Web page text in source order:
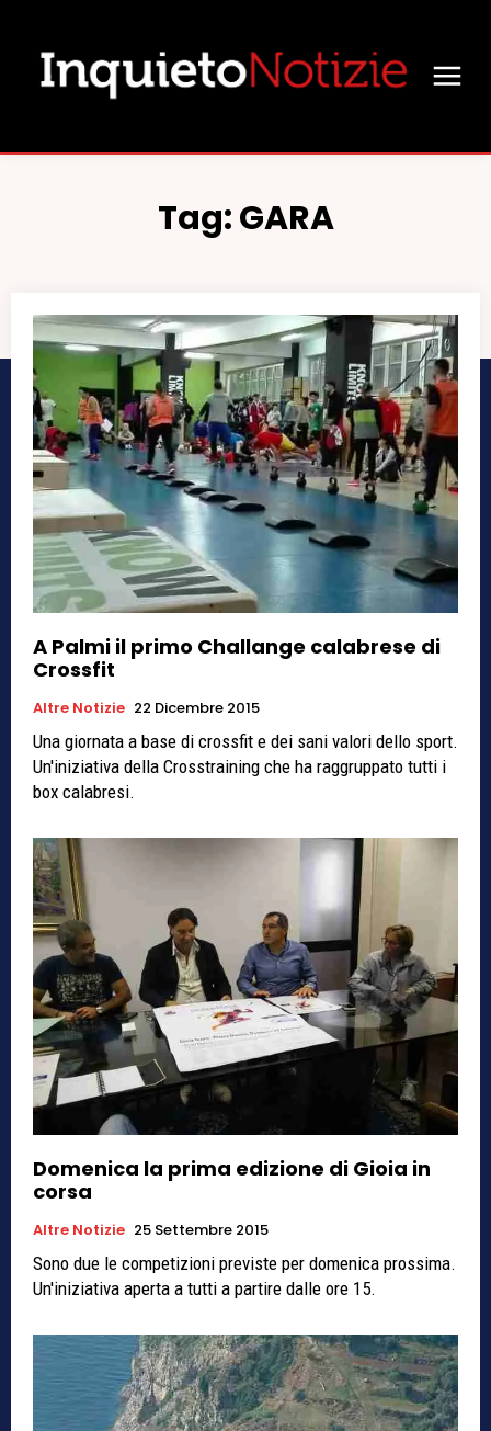
Tag:GARA
A Palmi il primo Challange calabrese di
Crossfit
Altre Notizie 22 Dicembre 2015
Una giornata a base di crossfit e dei sani valori dello sport.
Un'iniziativa della Crosstraining che ha raggruppato tutti i
box calabresi.
Domenica la prima edizione di Gioia in
corsa
Altre Notizie 25 Settembre 2015
Sono due le competizioni previste per domenica prossima.
Un'iniziativa aperta a tutti a partire dalle ore 15.